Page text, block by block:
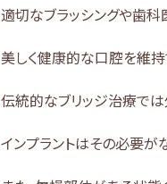
適切なブラッシングや歯
美しく健康的な口腔を維持
伝統的なブリッジ治療で
インプラントはその必要